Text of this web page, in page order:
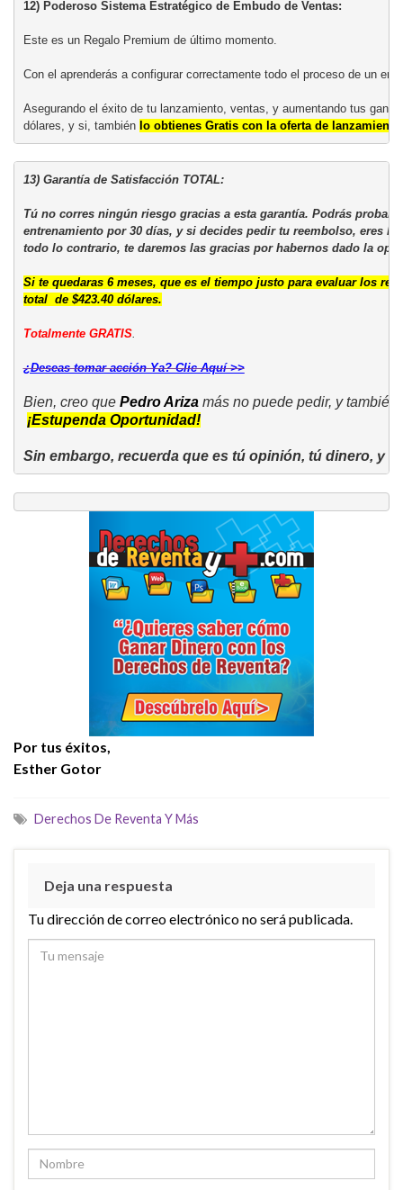
12) Poderoso Sistema Estratégico de Embudo de Ventas:
Este es un Regalo Premium de último momento.
Con el aprenderás a configurar correctamente todo el proceso de un
Asegurando el éxito de tu lanzamiento, ventas, y aumentando tus
dólares, y si, también lo obtienes Gratis con la oferta de lanzamiento.
13) Garantía de Satisfacción TOTAL:
Tú no corres ningún riesgo gracias a esta garantía. Podrás
entrenamiento por 30 días, y si decides pedir tu reembolso, eres
Si te quedaras 6 meses, que es el tiempo justo para evaluar los
total de $423.40 dólares.
Totalmente GRATIS.
¿Deseas tomar acción Ya? Clic Aquí >>
Bien, creo que Pedro Ariza más no puede pedir, y también
¡Estupenda Oportunidad!
Por tus éxitos,
Esther Gotor
Derechos De Reventa Y Más
Deja una respuesta
Tu dirección de correo electrónico no será publicada.